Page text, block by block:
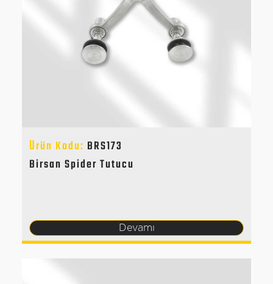
Ürün Kodu: BRS173
Birsan Spider Tutucu
Devamı